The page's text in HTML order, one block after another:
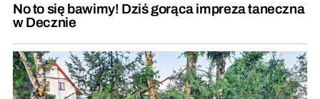
No to się bawimy! Dziś gorąca impreza taneczna
w Decznie